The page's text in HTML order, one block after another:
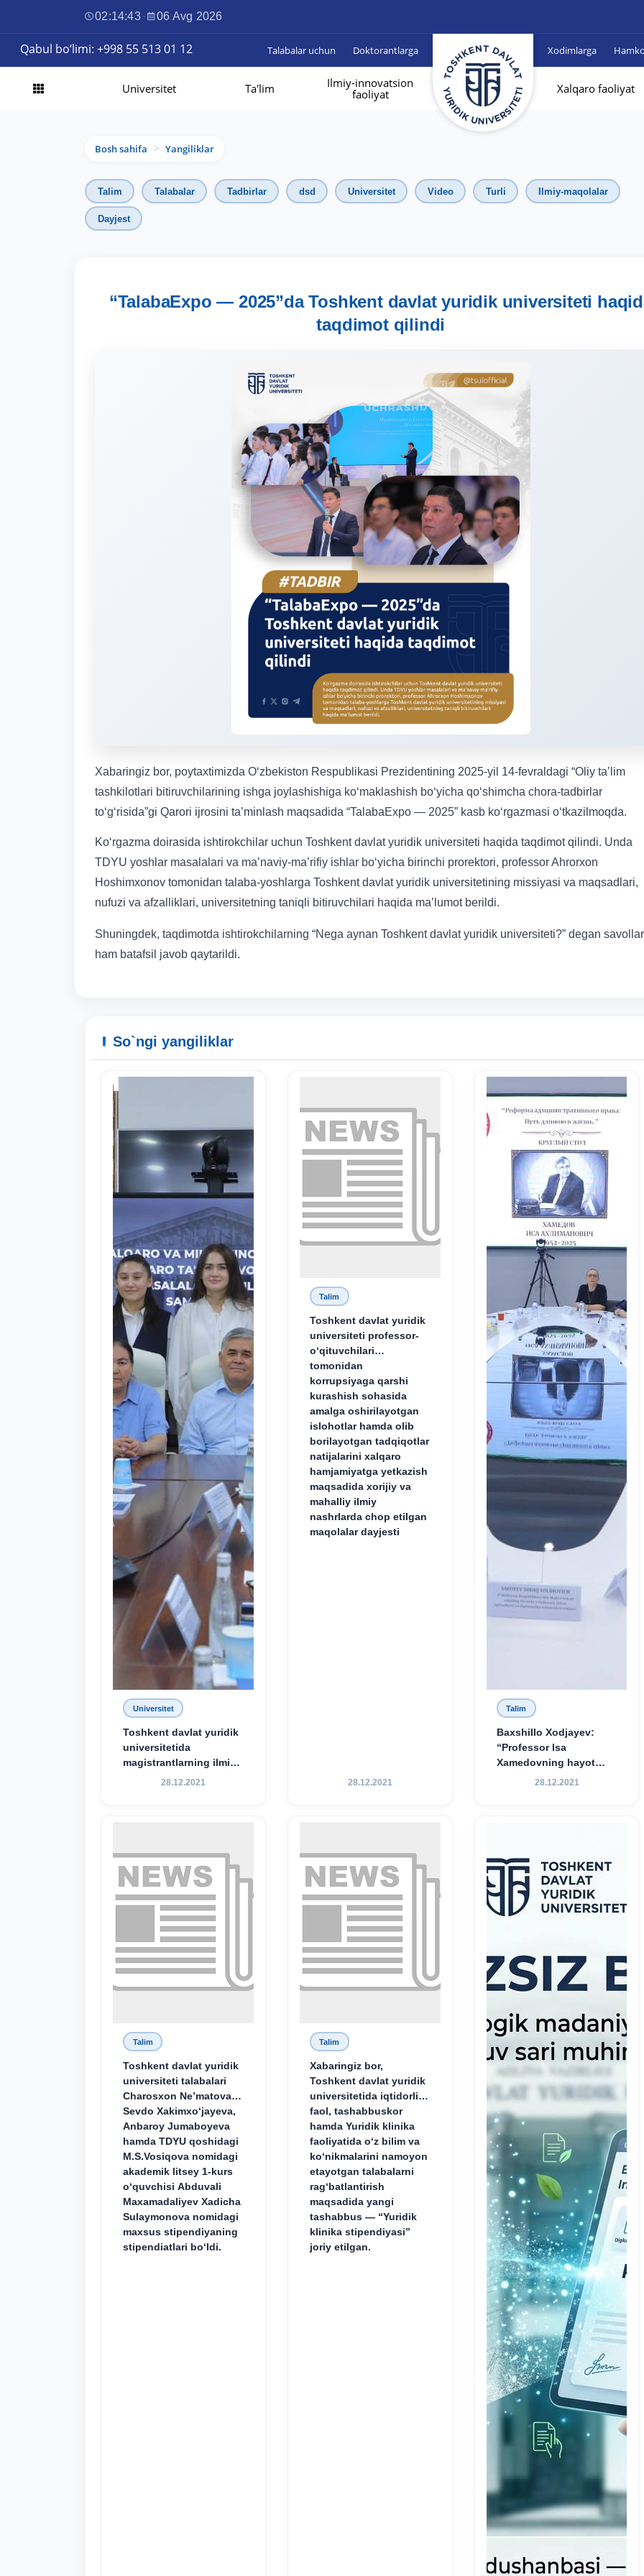
02:14:45 · 06 Avg 2026
Qabul bo‘limi: +998 55 513 01 12 Talabalar uchun Doktorantlarga Xodimlarga
Universitet Ta'lim
Ilmiy-innovatsion
faoliyat
Xalqaro faoliyat
Bosh sahifa > Yangiliklar
Talim Talabalar Tadbirlar dsd Universitet Video Turli Ilmiy-maqolalar
Dayjest
“TalabaExpo — 2025”da Toshkent davlat yuridik universiteti
taqdimot qilindi
Xabaringiz bor, poytaxtimizda Oʻzbekiston Respublikasi Prezidentining 2025-yil 14-fevraldagi “Oliy taʼlim
tashkilotlari bitiruvchilarining ishga joylashishiga koʻmaklashish boʻyicha qoʻshimcha chora-tadbirlar
toʻgʻrisida”gi Qarori ijrosini taʼminlash maqsadida “TalabaExpo — 2025” kasb ko‘rgazmasi o‘tkazilmoqda.
Ko‘rgazma doirasida ishtirokchilar uchun Toshkent davlat yuridik universiteti haqida taqdimot qilindi. Unda
TDYU yoshlar masalalari va ma’naviy-ma’rifiy ishlar bo‘yicha birinchi prorektori, professor Ahrorxon
Hoshimxonov tomonidan talaba-yoshlarga Toshkent davlat yuridik universitetining missiyasi va maqsadlari,
nufuzi va afzalliklari, universitetning taniqli bitiruvchilari haqida ma’lumot berildi.
Shuningdek, taqdimotda ishtirokchilarning “Nega aynan Toshkent davlat yuridik universiteti?” degan
ham batafsil javob qaytarildi.
So`ngi yangiliklar
Universitet
Toshkent davlat yuridik
universitetida
magistrantlarning ilmiy-
amaliy konferensiyasi
28.12.2021
Talim
Toshkent davlat yuridik
universiteti professor-
o‘qituvchilari
tomonidan
korrupsiyaga qarshi
kurashish sohasida
amalga oshirilayotgan
islohotlar hamda olib
borilayotgan tadqiqotlar
natijalarini xalqaro
hamjamiyatga yetkazish
maqsadida xorijiy va
mahalliy ilmiy
nashrlarda chop etilgan
maqolalar dayjesti
28.12.2021
Talim
Baxshillo Xodjayev:
“Professor Isa
Xamedovning hayot
yo‘li — ilm-fanga,
28.12.2021
Talim
Toshkent davlat yuridik
universiteti talabalari
Charosxon Ne’matova,
Sevdo Xakimxo‘jayeva,
Anbaroy Jumaboyeva
hamda TDYU qoshidagi
M.S.Vosiqova nomidagi
akademik litsey 1-kurs
o‘quvchisi Abduvali
Maxamadaliyev Xadicha
Sulaymonova nomidagi
maxsus stipendiyaning
stipendiatlari bo‘ldi.
Talim
Xabaringiz bor,
Toshkent davlat yuridik
universitetida iqtidorli,
faol, tashabbuskor
hamda Yuridik klinika
faoliyatida o‘z bilim va
ko‘nikmalarini namoyon
etayotgan talabalarni
rag‘batlantirish
maqsadida yangi
tashabbus — “Yuridik
klinika stipendiyasi”
joriy etilgan.